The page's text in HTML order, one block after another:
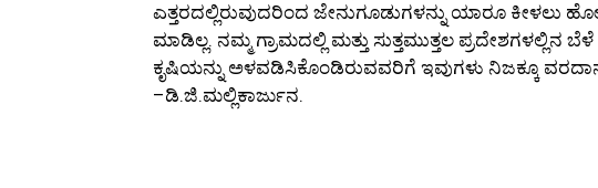
ಎತ್ತರದಲ್ಲಿರುವುದರಿಂದ ಜೇನುಗೂಡುಗಳನ್ನು ಯಾರೂ
ಮಾಡಿಲ್ಲ. ನಮ್ಮ ಗ್ರಾಮದಲ್ಲಿ ಮತ್ತು ಸುತ್ತಮುತ್ತಲ
ಕೃಷಿಯನ್ನು ಅಳವಡಿಸಿಕೊಂಡಿರುವವರಿಗೆ ಇವುಗಳು ನಿಜಕ್ಕೂ
–ಡಿ.ಜಿ.ಮಲ್ಲಿಕಾರ್ಜುನ.